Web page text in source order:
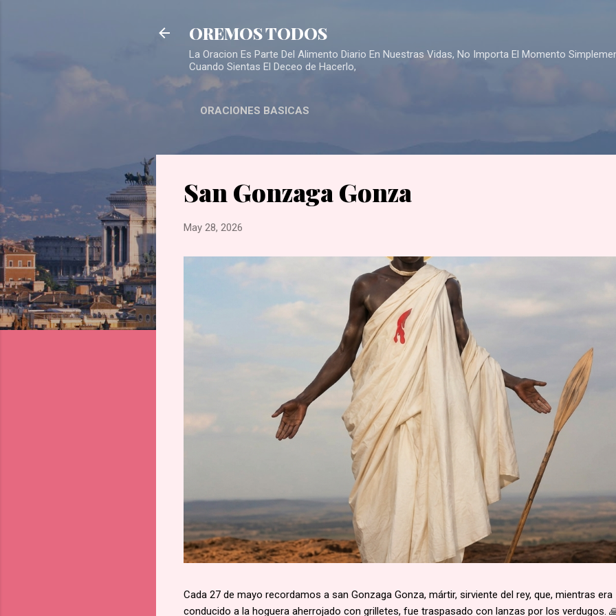
OREMOS TODOS
La Oracion Es Parte Del Alimento Diario En Nuestras Vidas, No Importa El Momento
Cuando Sientas El Deceo de Hacerlo,
ORACIONES BASICAS
San Gonzaga Gonza
May 28, 2026
Cada 27 de mayo recordamos a san Gonzaga Gonza, mártir, sirviente del rey, que, mientras era
conducido a la hoguera aherrojado con grilletes, fue traspasado con lanzas por los verdugos.